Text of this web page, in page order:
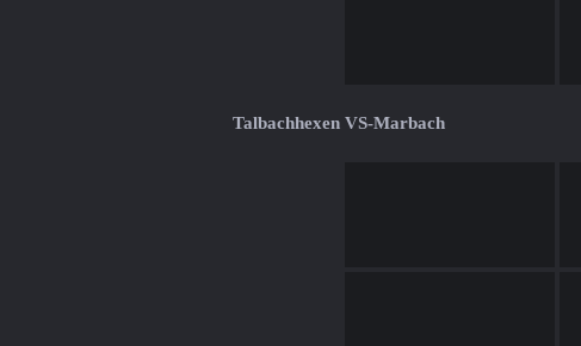
Talbachhexen VS-Marbach